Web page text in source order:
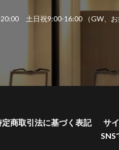
土日祝9:00-16:00 （GW、
定商取引法に基づく表記 サ
SNS